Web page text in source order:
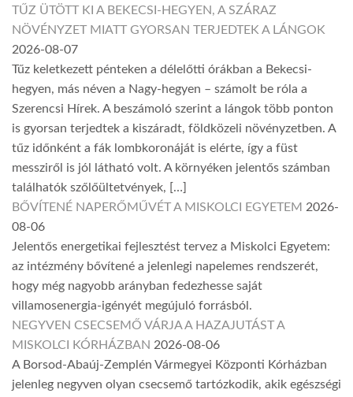
TŰZ ÜTÖTT KI A BEKECSI-HEGYEN, A SZÁRAZ
NÖVÉNYZET MIATT GYORSAN TERJEDTEK A LÁNGOK
2026-08-07
Tűz keletkezett pénteken a délelőtti órákban a Bekecsi-
hegyen, más néven a Nagy-hegyen – számolt be róla a
Szerencsi Hírek. A beszámoló szerint a lángok több ponton
is gyorsan terjedtek a kiszáradt, földközeli növényzetben. A
tűz időnként a fák lombkoronáját is elérte, így a füst
messziről is jól látható volt. A környéken jelentős számban
találhatók szőlőültetvények, […]
BŐVÍTENÉ NAPERŐMŰVÉT A MISKOLCI EGYETEM 2026-
08-06
Jelentős energetikai fejlesztést tervez a Miskolci Egyetem:
az intézmény bővítené a jelenlegi napelemes rendszerét,
hogy még nagyobb arányban fedezhesse saját
villamosenergia-igényét megújuló forrásból.
NEGYVEN CSECSEMŐ VÁRJA A HAZAJUTÁST A
MISKOLCI KÓRHÁZBAN 2026-08-06
A Borsod-Abaúj-Zemplén Vármegyei Központi Kórházban
jelenleg negyven olyan csecsemő tartózkodik, akik egészségi